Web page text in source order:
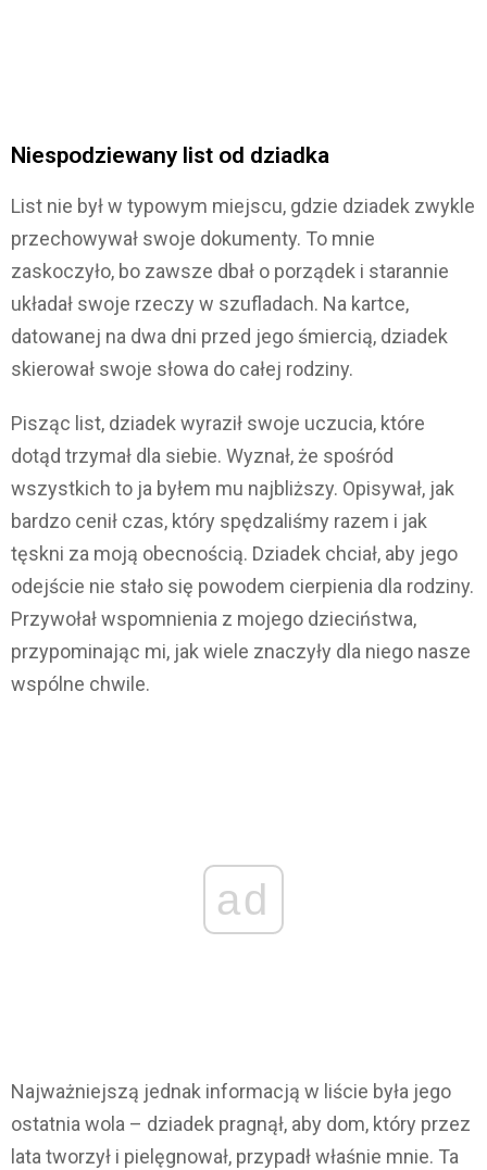
Niespodziewany list od dziadka
List nie był w typowym miejscu, gdzie dziadek zwykle
przechowywał swoje dokumenty. To mnie
zaskoczyło, bo zawsze dbał o porządek i starannie
układał swoje rzeczy w szufladach. Na kartce,
datowanej na dwa dni przed jego śmiercią, dziadek
skierował swoje słowa do całej rodziny.
Pisząc list, dziadek wyraził swoje uczucia, które
dotąd trzymał dla siebie. Wyznał, że spośród
wszystkich to ja byłem mu najbliższy. Opisywał, jak
bardzo cenił czas, który spędzaliśmy razem i jak
tęskni za moją obecnością. Dziadek chciał, aby jego
odejście nie stało się powodem cierpienia dla rodziny.
Przywołał wspomnienia z mojego dzieciństwa,
przypominając mi, jak wiele znaczyły dla niego nasze
wspólne chwile.
ad
Najważniejszą jednak informacją w liście była jego
ostatnia wola – dziadek pragnął, aby dom, który przez
lata tworzył i pielęgnował, przypadł właśnie mnie. Ta